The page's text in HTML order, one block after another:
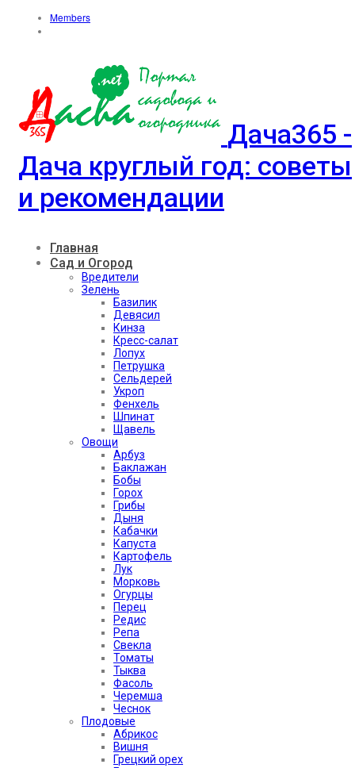
Members
Дача365 -
Дача круглый год: советы
и рекомендации
Главная
Сад и Огород
Вредители
Зелень
Базилик
Девясил
Кинза
Кресс-салат
Лопух
Петрушка
Сельдерей
Укроп
Фенхель
Шпинат
Щавель
Овощи
Арбуз
Баклажан
Бобы
Горох
Грибы
Дыня
Кабачки
Капуста
Картофель
Лук
Морковь
Огурцы
Перец
Редис
Репа
Свекла
Томаты
Тыква
Фасоль
Черемша
Чеснок
Плодовые
Абрикос
Вишня
Грецкий орех